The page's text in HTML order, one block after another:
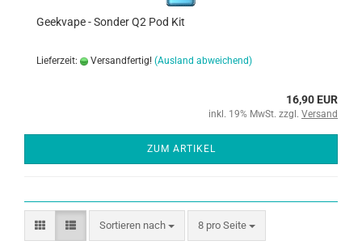
Geekvape - Sonder Q2 Pod Kit
Lieferzeit: Versandfertig! (Ausland abweichend)
16,90 EUR
inkl. 19% MwSt. zzgl. Versand
ZUM ARTIKEL
Sortieren nach 8 pro Seite